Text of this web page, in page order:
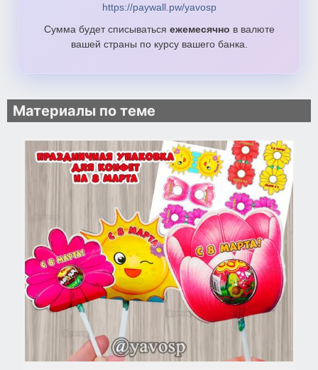
https://paywall.pw/yavosp
Сумма будет списываться ежемесячно в валюте
вашей страны по курсу вашего банка.
Материалы по теме